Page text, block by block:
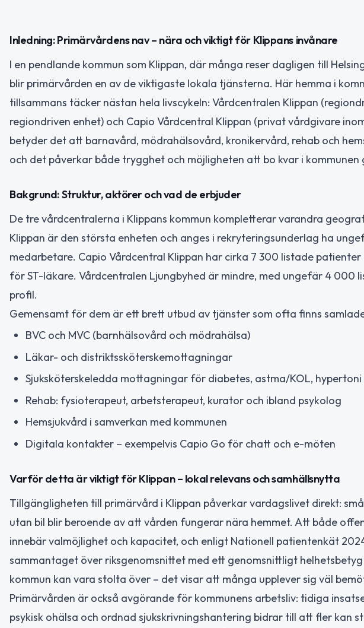
Inledning: Primärvårdens nav – nära och viktigt för Klippans invånare
I en pendlande kommun som Klippan, där många reser dagligen till
blir primärvården en av de viktigaste lokala tjänsterna. Här hemma i
tillsammans täcker nästan hela livscykeln: Vårdcentralen Klippan
regiondriven enhet) och Capio Vårdcentral Klippan (privat vårdgivare
betyder det att barnavård, mödrahälsovård, kronikervård, rehab och
och det påverkar både trygghet och möjligheten att bo kvar i kommunen
Bakgrund: Struktur, aktörer och vad de erbjuder
De tre vårdcentralerna i Klippans kommun kompletterar varandra
Klippan är den största enheten och anges i rekryteringsunderlag ha
medarbetare. Capio Vårdcentral Klippan har cirka 7 300 listade
för ST-läkare. Vårdcentralen Ljungbyhed är mindre, med ungefär 4 000
profil.
Gemensamt för dem är ett brett utbud av tjänster som ofta finns
BVC och MVC (barnhälsovård och mödrahälsa)
Läkar- och distriktssköterskemottagningar
Sjuksköterskeledda mottagningar för diabetes, astma/KOL, hypertoni
Rehab: fysioterapeut, arbetsterapeut, kurator och ibland psykolog
Hemsjukvård i samverkan med kommunen
Digitala kontakter – exempelvis Capio Go för chatt och e-möten
Varför detta är viktigt för Klippan – lokal relevans och samhällsnytta
Tillgängligheten till primärvård i Klippan påverkar vardagslivet direkt:
utan bil blir beroende av att vården fungerar nära hemmet. Att både
innebär valmöjlighet och kapacitet, och enligt Nationell patientenkät
sammantaget över riksgenomsnittet med ett genomsnittligt
kommun kan vara stolta över – det visar att många upplever sig väl
Primärvården är också avgörande för kommunens arbetsliv: tidiga
psykisk ohälsa och ordnad sjukskrivningshantering bidrar till att fler kan